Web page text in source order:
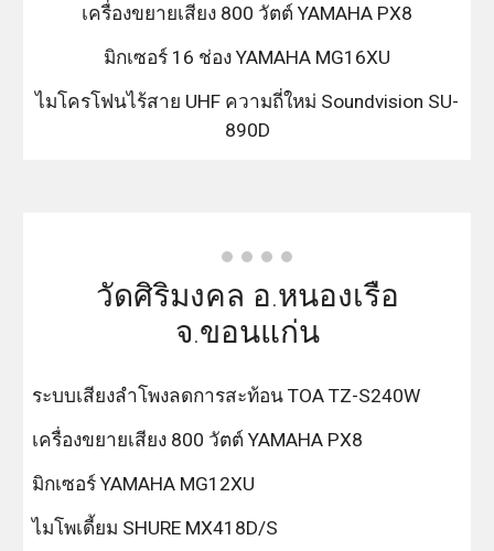
เครื่องขยายเสียง 800 วัตต์ YAMAHA PX8
มิกเซอร์ 16 ช่อง YAMAHA MG16XU
ไมโครโฟนไร้สาย UHF ความถี่ใหม่ Soundvision SU-
890D
วัดศิริมงคล อ.หนองเรือ
จ.ขอนแก่น
ระบบเสียงลำโพงลดการสะท้อน TOA TZ-S240W
เครื่องขยายเสียง 800 วัตต์ YAMAHA PX8
มิกเซอร์ YAMAHA MG12XU
ไมโพเดี้ยม SHURE MX418D/S